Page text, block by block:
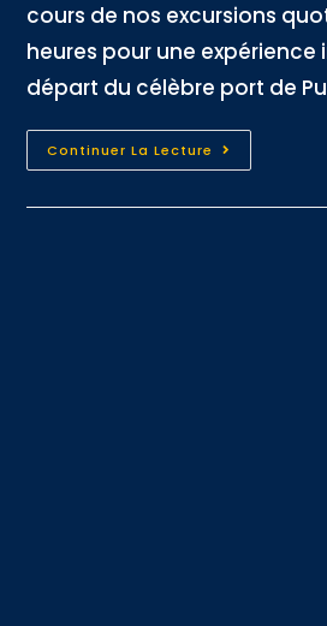
cours de nos excursions
heures pour une expérience
départ du célèbre port de
Continuer La Lecture